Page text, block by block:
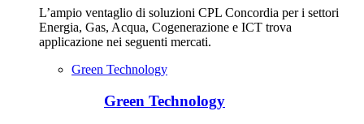
L’ampio ventaglio di soluzioni CPL Concordia per i settori
Energia, Gas, Acqua, Cogenerazione e ICT trova
applicazione nei seguenti mercati.
Green Technology
Green Technology